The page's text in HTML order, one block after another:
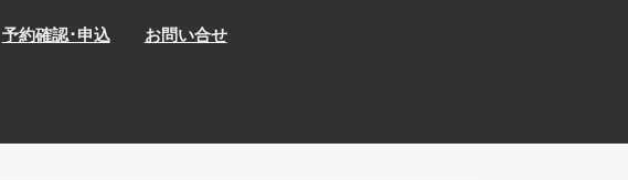
予約確認･申込 お問い合せ